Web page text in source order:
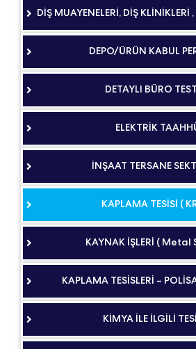
DİŞ MUAYENELERİ, DİŞ KLİNİKLERİ
DEPO/ÜRÜN KABUL
DETAYLI BÜRO
ELEKTRİK
İNŞAAT TERSANE
KAPLAMA TESİSİ (
KAYNAK İŞLERİ ( Metal
KAPLAMA TESİSLERİ –
KİMYA İLE İLGİLİ